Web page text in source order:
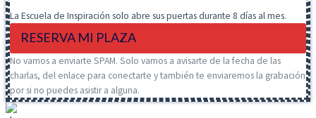
La Escuela de Inspiración solo abre sus puertas durante 8 días al mes.
RESERVA MI PLAZA
No vamos a enviarte SPAM. Solo vamos a avisarte de la fecha de las
charlas, del enlace para conectarte y también te enviaremos la grabación
por si no puedes asistir a alguna.